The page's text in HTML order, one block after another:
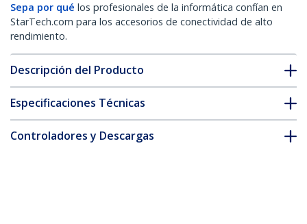
Sepa por qué los profesionales de la informática confían en
StarTech.com para los accesorios de conectividad de alto
rendimiento.
Descripción del Producto
Especificaciones Técnicas
Controladores y Descargas